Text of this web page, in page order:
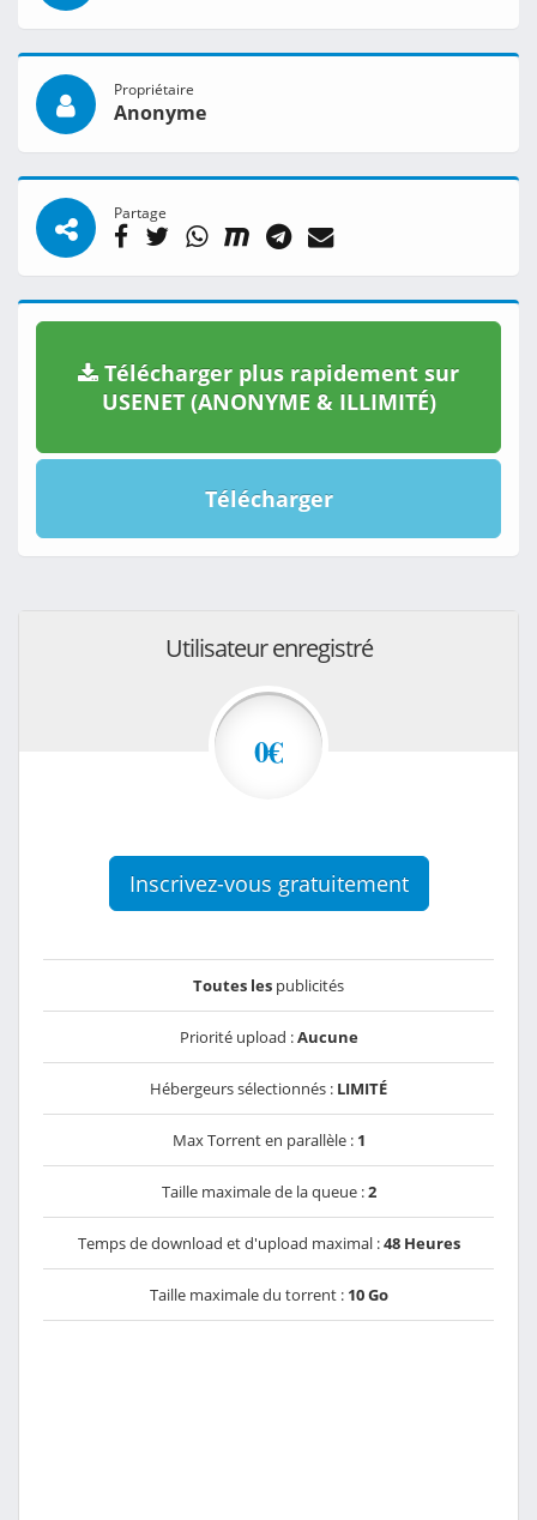
Propriétaire
Anonyme
Partage
Télécharger plus rapidement sur
USENET (ANONYME & ILLIMITÉ)
Télécharger
Utilisateur enregistré
0€
Inscrivez-vous gratuitement
Toutes les publicités
Priorité upload :Aucune
Hébergeurs sélectionnés : LIMITÉ
Max Torrent en parallèle : 1
Taille maximale de la queue :2
Temps de download et d'upload maximal :48 Heures
Taille maximale du torrent : 10 Go